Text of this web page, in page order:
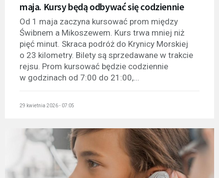
maja. Kursy będą odbywać się codziennie
Od 1 maja zaczyna kursować prom między
Świbnem a Mikoszewem. Kurs trwa mniej niż
pięć minut. Skraca podróż do Krynicy Morskiej
o 23 kilometry. Bilety są sprzedawane w trakcie
rejsu. Prom kursować będzie codziennie
w godzinach od 7:00 do 21:00,...
29 kwietnia 2026 - 07:05